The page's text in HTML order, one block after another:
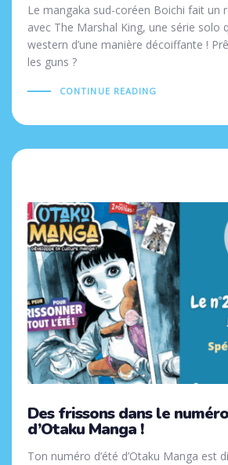
Le mangaka sud-coréen Boichi fait un
avec The Marshal King, une série solo
western d’une manière décoiffante !
les guns ?
CONTINUE READING
Des frissons dans le
d’Otaku Manga !
Ton numéro d’été d’Otaku Manga est